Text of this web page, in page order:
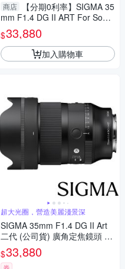
商店
【分期0利率】SIGMA 35
mm F1.4 DG II ART For Sony
E mount 恆伸公司貨 德寶光學
定焦 大光圈 人像 風景
$33,880
加入購物車
超大光圈，營造美麗淺景深
SIGMA 35mm F1.4 DG II Art
二代 (公司貨) 廣角定焦鏡頭 人
像鏡 全片幅無反微單眼鏡頭
$33,880